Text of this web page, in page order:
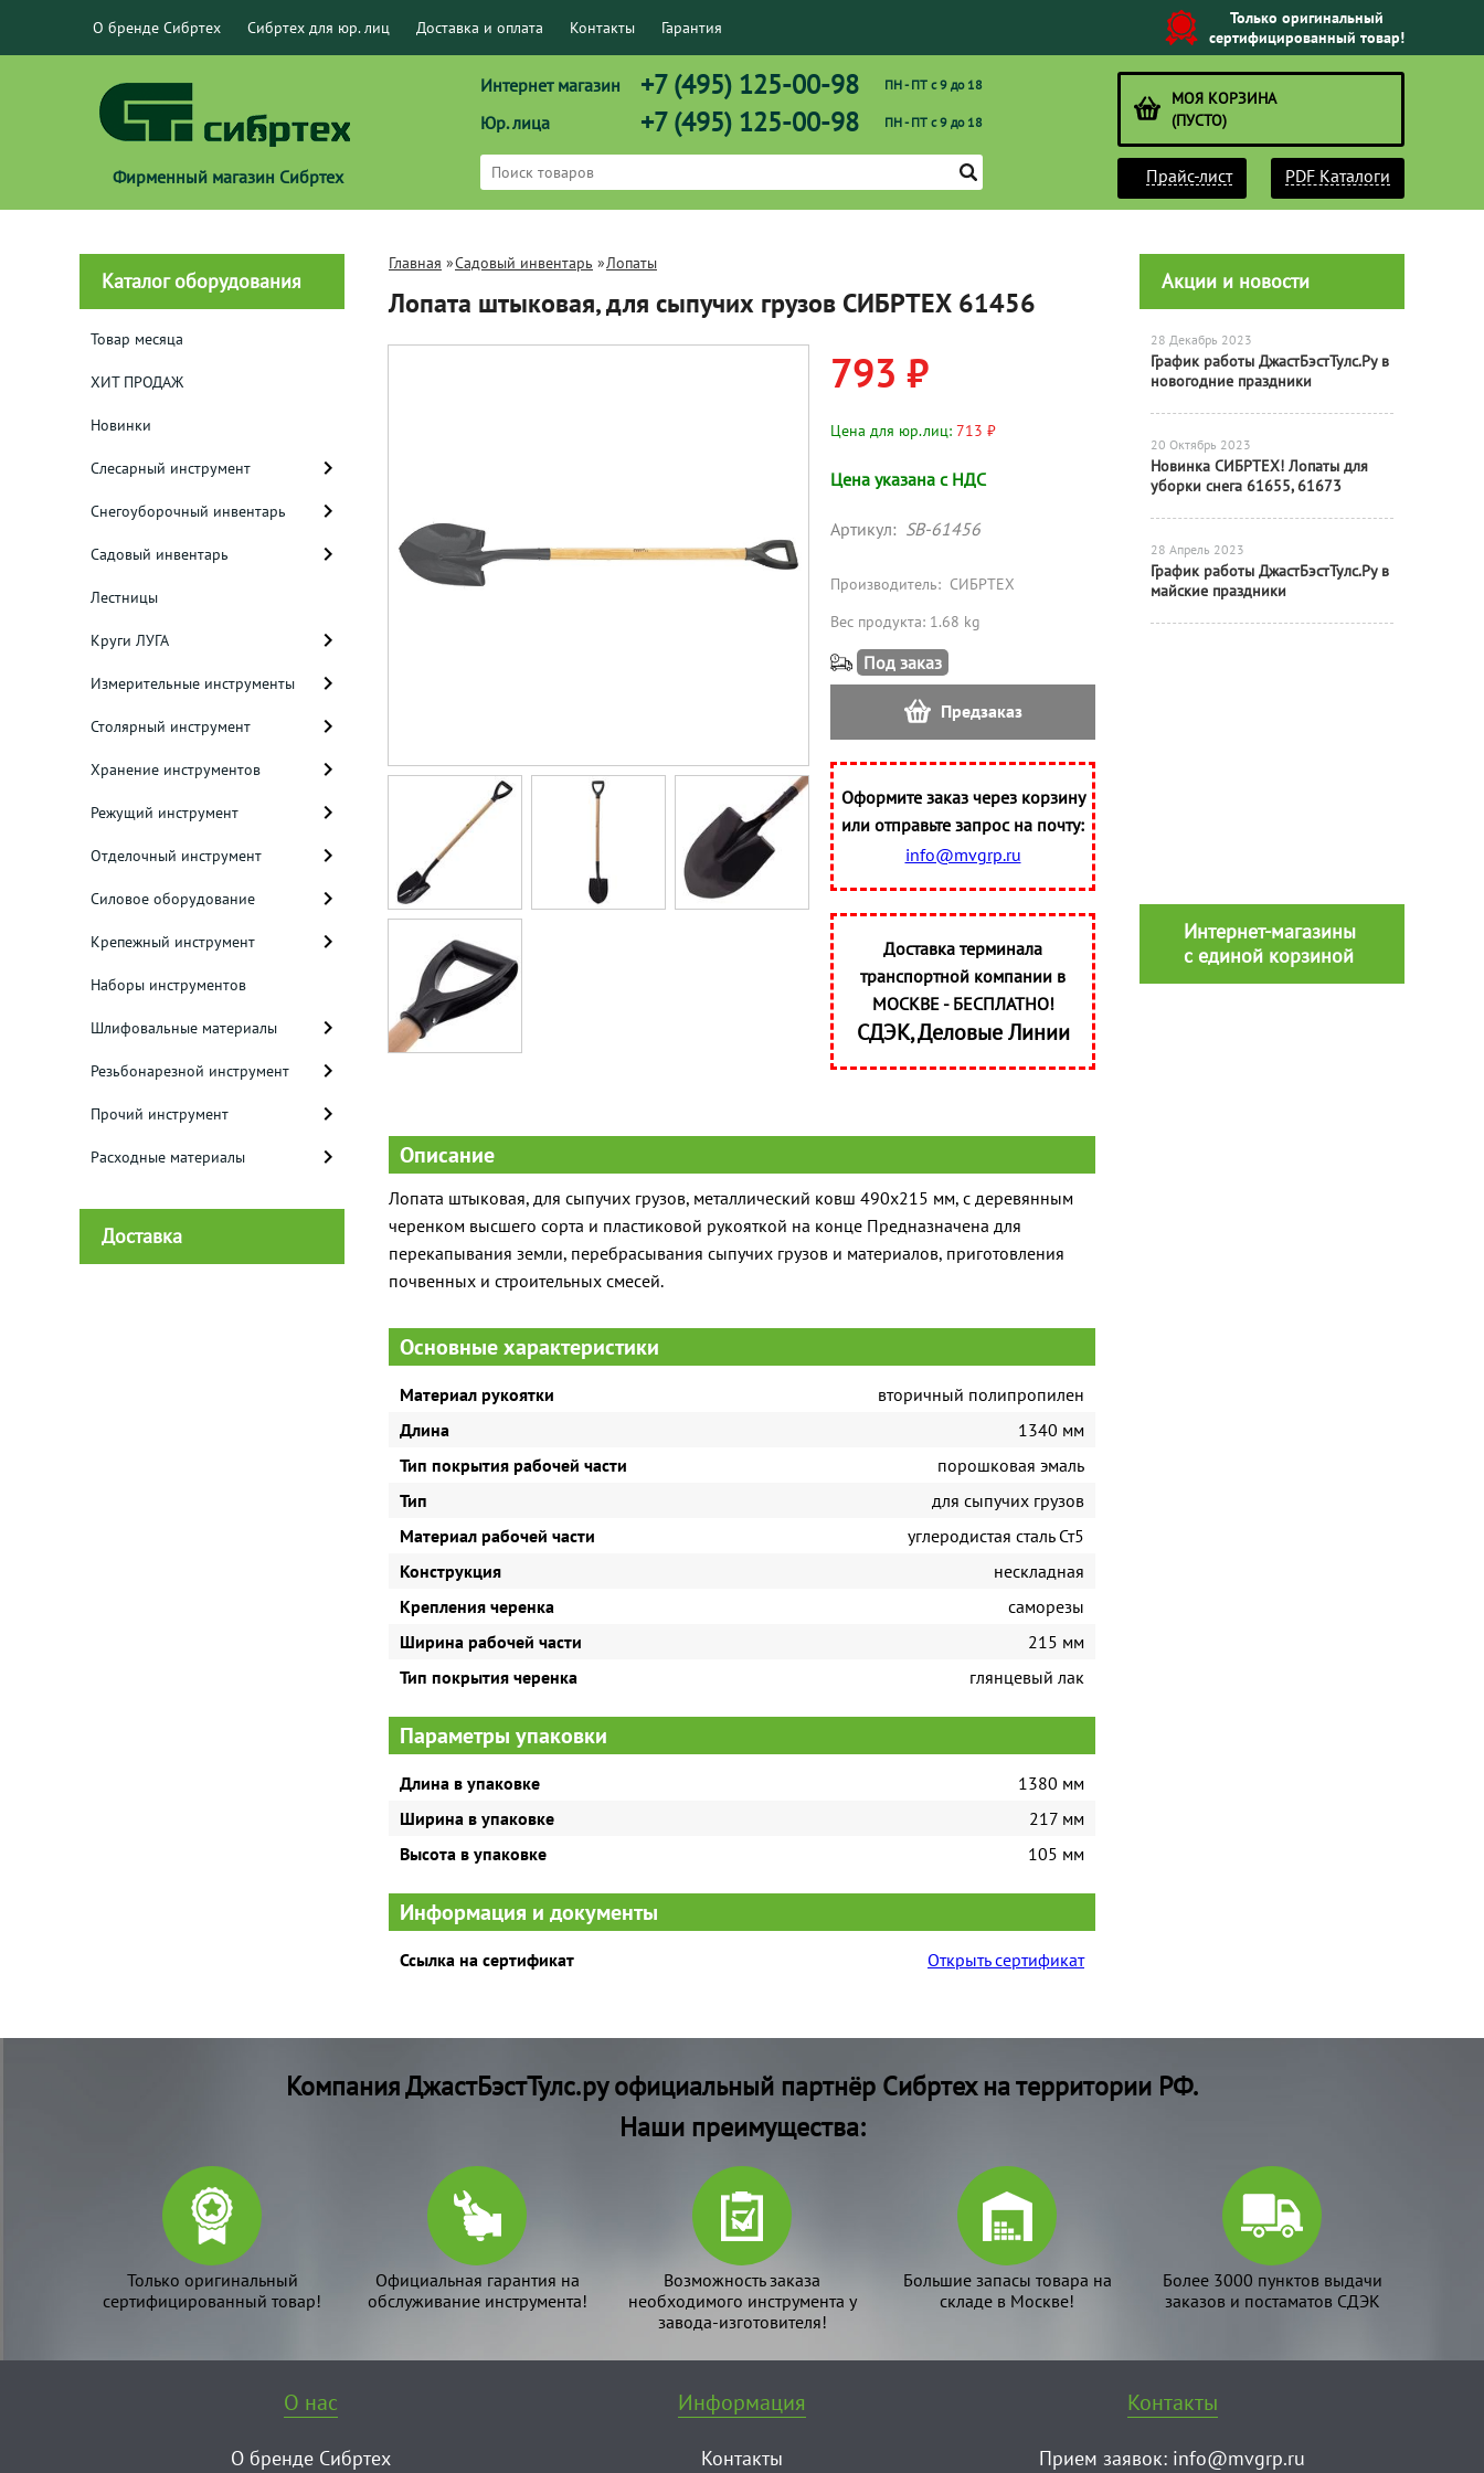
О бренде Сибртех Сибртех для юр. лиц Доставка и оплата Контакты Гарантия
Только оригинальный
сертифицированный товар!
Фирменный магазин Сибртех
Интернет магазин +7 (495) 125-00-98 ПН - ПТ с 9 до 18
Юр. лица +7 (495) 125-00-98 ПН - ПТ с 9 до 18
МОЯ КОРЗИНА
(ПУСТО)
Прайс-лист PDF Каталоги
Каталог оборудования
Товар месяца
ХИТ ПРОДАЖ
Новинки
Слесарный инструмент
Снегоуборочный инвентарь
Садовый инвентарь
Лестницы
Круги ЛУГА
Измерительные инструменты
Столярный инструмент
Хранение инструментов
Режущий инструмент
Отделочный инструмент
Силовое оборудование
Крепежный инструмент
Наборы инструментов
Шлифовальные материалы
Резьбонарезной инструмент
Прочий инструмент
Расходные материалы
Доставка
Главная »Садовый инвентарь »Лопаты
Лопата штыковая, для сыпучих грузов СИБРТЕХ 61456
793 ₽
Цена для юр.лиц: 713 ₽
Цена указана с НДС
Артикул: SB-61456
Производитель: СИБРТЕХ
Вес продукта: 1.68 kg
Под заказ
Предзаказ
Оформите заказ через корзину
или отправьте запрос на почту:
info@mvgrp.ru
Доставка терминала
транспортной компании в
МОСКВЕ - БЕСПЛАТНО!
СДЭК, Деловые Линии
Описание
Лопата штыковая, для сыпучих грузов, металлический ковш 490х215 мм, с деревянным
черенком высшего сорта и пластиковой рукояткой на конце Предназначена для
перекапывания земли, перебрасывания сыпучих грузов и материалов, приготовления
почвенных и строительных смесей.
Основные характеристики
Материал рукоятки
вторичный полипропилен
Длина
1340 мм
Тип покрытия рабочей части
порошковая эмаль
Тип
для сыпучих грузов
Материал рабочей части
углеродистая сталь Ст5
Конструкция
нескладная
Крепления черенка
саморезы
Ширина рабочей части
215 мм
Тип покрытия черенка
глянцевый лак
Параметры упаковки
Длина в упаковке
1380 мм
Ширина в упаковке
217 мм
Высота в упаковке
105 мм
Информация и документы
Ссылка на сертификат Открыть сертификат
Акции и новости
28 Декабрь 2023
График работы ДжастБэстТулс.Ру в
новогодние праздники
20 Октябрь 2023
Новинка СИБРТЕХ! Лопаты для
уборки снега 61655, 61673
28 Апрель 2023
График работы ДжастБэстТулс.Ру в
майские праздники
Интернет-магазины
с единой корзиной
Компания ДжастБэстТулс.ру официальный партнёр Сибртех на территории РФ.
Наши преимущества:
Только оригинальный
сертифицированный товар!
Официальная гарантия на
обслуживание инструмента!
Возможность заказа
необходимого инструмента у
завода-изготовителя!
Большие запасы товара на
складе в Москве!
Более 3000 пунктов выдачи
заказов и постаматов СДЭК
О нас
О бренде Сибртех
Информация
Контакты
Контакты
Прием заявок: info@mvgrp.ru